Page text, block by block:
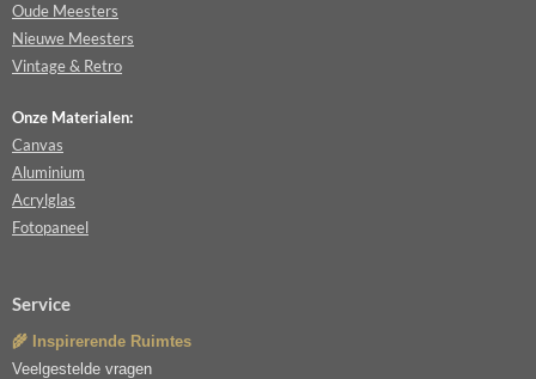
Oude Meesters
Nieuwe Meesters
Vintage & Retro
Onze Materialen:
Canvas
Aluminium
Acrylglas
Fotopaneel
Service
🌾 Inspirerende Ruimtes
Veelgestelde vragen